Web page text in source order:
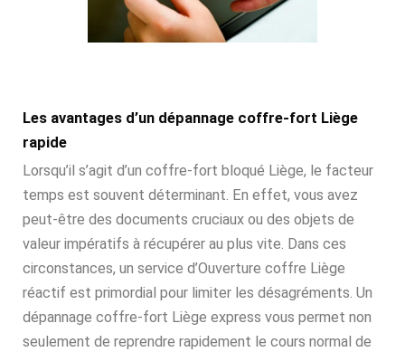
Les avantages d’un dépannage coffre-fort Liège
rapide
Lorsqu’il s’agit d’un coffre-fort bloqué Liège, le facteur
temps est souvent déterminant. En effet, vous avez
peut-être des documents cruciaux ou des objets de
valeur impératifs à récupérer au plus vite. Dans ces
circonstances, un service d’Ouverture coffre Liège
réactif est primordial pour limiter les désagréments. Un
dépannage coffre-fort Liège express vous permet non
seulement de reprendre rapidement le cours normal de